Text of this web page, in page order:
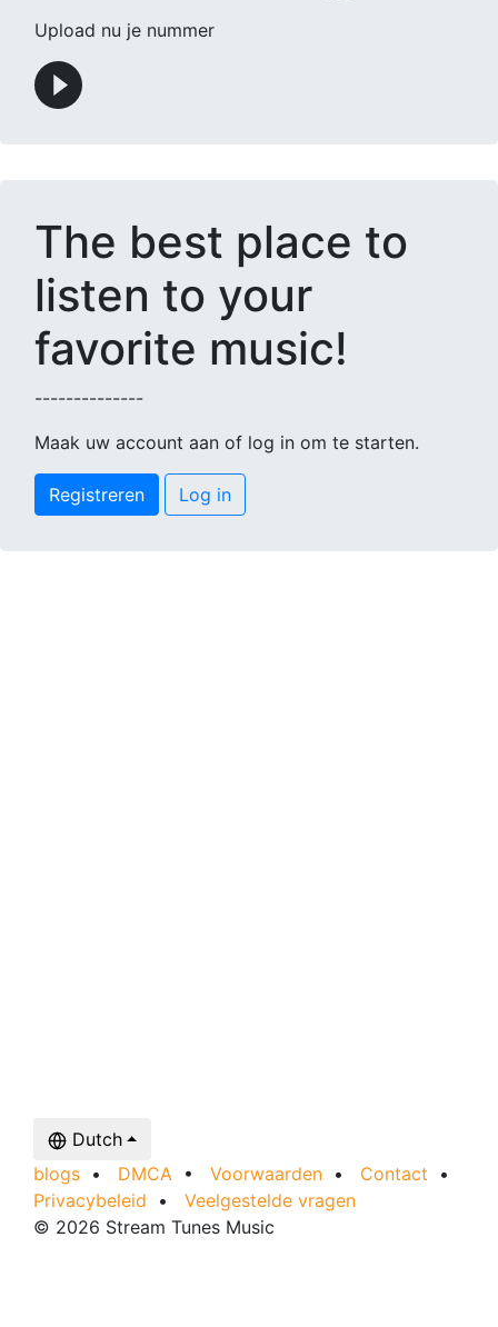
Upload nu je nummer
The best place to
listen to your
favorite music!
--------------
Maak uw account aan of log in om te starten.
Registreren Log in
Dutch
blogs • DMCA • Voorwaarden • Contact •
Privacybeleid • Veelgestelde vragen
© 2026 Stream Tunes Music